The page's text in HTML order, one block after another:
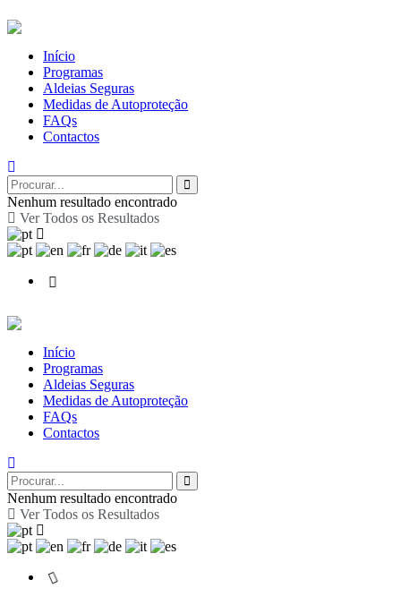
Início
Programas
Aldeias Seguras
Medidas de Autoproteção
FAQs
Contactos
Nenhum resultado encontrado
Ver Todos os Resultados
Início
Programas
Aldeias Seguras
Medidas de Autoproteção
FAQs
Contactos
Nenhum resultado encontrado
Ver Todos os Resultados